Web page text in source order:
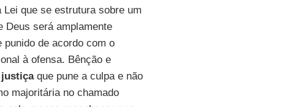
que se estrutura sobre um
Deus será amplamente
punido de acordo com o
à ofensa. Bênção e
justiçaque pune a culpa e não
majoritária no chamado